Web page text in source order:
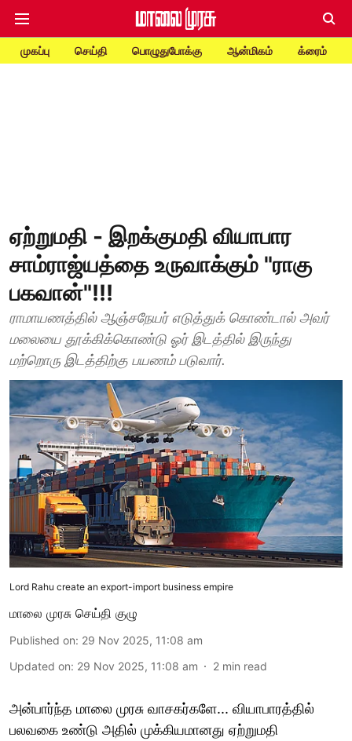
முகப்பு செய்தி பொழுதுபோக்கு ஆன்மிகம் க்ரைம்
ஏற்றுமதி - இறக்குமதி வியாபார
சாம்ராஜ்யத்தை உருவாக்கும் "ராகு
பகவான்"!!!
ராமாயணத்தில் ஆஞ்சநேயர் எடுத்துக் கொண்டால் அவர்
மலையை தூக்கிக்கொண்டு ஓர் இடத்தில் இருந்து
மற்றொரு இடத்திற்கு பயணம் படுவார்.
Lord Rahu create an export-import business empire
மாலை முரசு செய்தி குழு
Published on: 29 Nov 2025, 11:08 am
Updated on: 29 Nov 2025, 11:08 am 2 min read
அன்பார்ந்த மாலை முரசு வாசகர்களே... வியாபாரத்தில்
பலவகை உண்டு அதில் முக்கியமானது ஏற்றுமதி